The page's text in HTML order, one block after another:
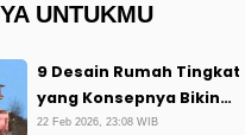
UNTUKMU
9 Desain Rumah Tingkat
yang Konsepnya Bikin
Mikir Keras, Arsitek Auto
22 Feb 2026, 23:08 WIB